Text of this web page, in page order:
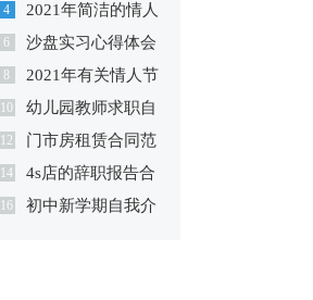
委托书范文锦集七篇
4
2021年简洁的情人
节祝福短语汇编76条
6 沙盘实习心得体会
8
2021年有关情人节
祝福短语69句
10
幼儿园教师求职自
我介绍
12
门市房租赁合同范
本
14
4s店的辞职报告合
集五篇
16
初中新学期自我介